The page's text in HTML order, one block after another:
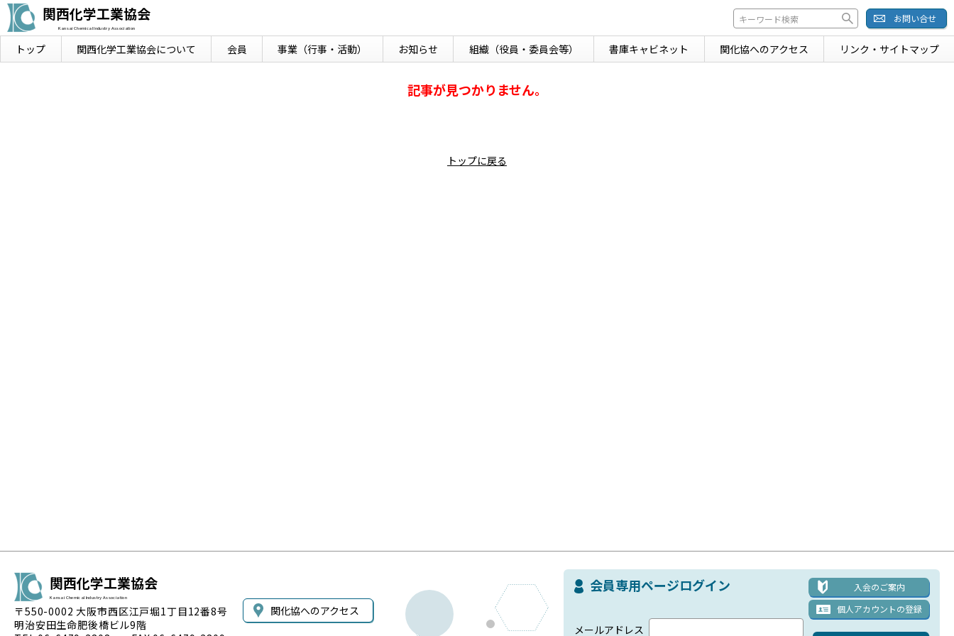
関西化学工業協会
Kansai Chemical Industry Association
トップ 関西化学工業協会について 会員 事業 （行事・活動） お知らせ 組織（役員・委員会等） 書庫キャビネット 関化協へのアクセス リンク・ サイトマップ
お問い合せ
記事が見つかりません。
トップに戻る
関西化学工業協会
Kansai Chemical Industry Association
〒550-0002 大阪市西区江戸堀1丁目12番8号
明治安田生命肥後橋ビル9階
関化協へのアクセス
会員専用ページログイン
入会のご案内
個人アカウントの登録
メールアドレス